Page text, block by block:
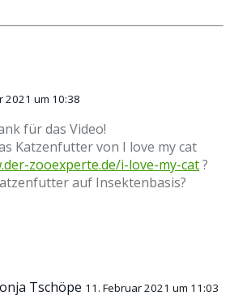
2021 um 10:38
für das Video!
Katzenfutter von I love my cat
zooexperte.de/i-love-my-cat?
auf Insektenbasis?
Tschöpe 11. Februar 2021 um 11:03